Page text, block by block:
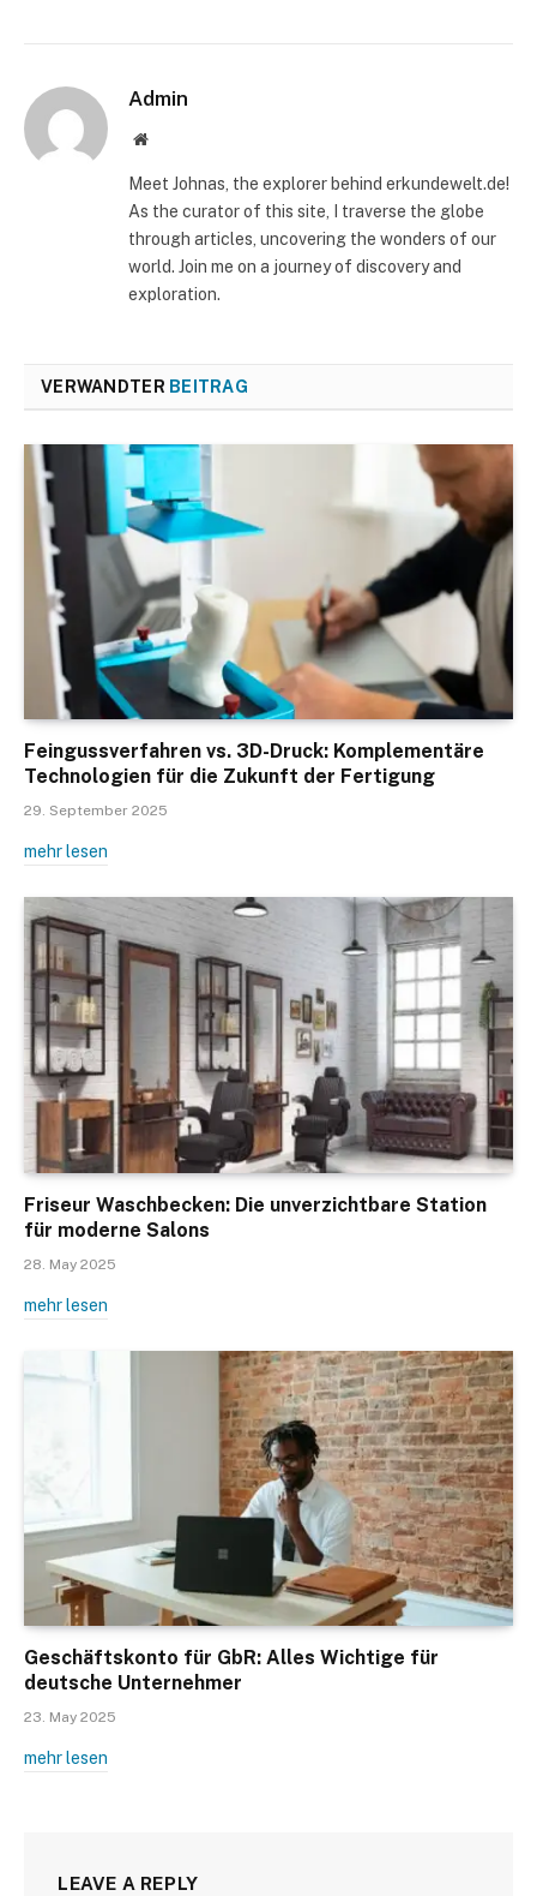
Admin
Website
Meet Johnas, the explorer behind erkundewelt.de!
As the curator of this site, I traverse the globe
through articles, uncovering the wonders of our
world. Join me on a journey of discovery and
exploration.
VERWANDTER BEITRAG
Feingussverfahren vs. 3D-Druck: Komplementäre
Technologien für die Zukunft der Fertigung
29. September 2025
mehr lesen
Friseur Waschbecken: Die unverzichtbare Station
für moderne Salons
28. May 2025
mehr lesen
Geschäftskonto für GbR: Alles Wichtige für
deutsche Unternehmer
23. May 2025
mehr lesen
LEAVE A REPLY